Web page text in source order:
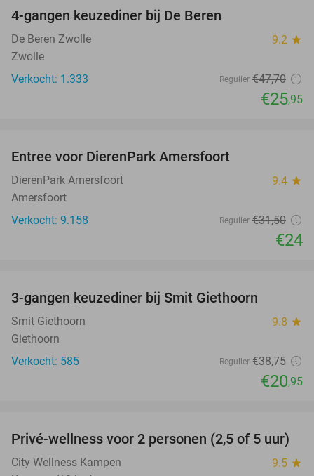
4-gangen keuzediner bij De Beren
De Beren Zwolle 9.2 star
Zwolle
Verkocht: 1.333
Regulier €47,70
€25,95
Entree voor DierenPark Amersfoort
DierenPark Amersfoort 9.4 star
Amersfoort
Verkocht: 9.158
Regulier €31,50
€24
3-gangen keuzediner bij Smit Giethoorn
Smit Giethoorn 9.8 star
Giethoorn
Verkocht: 585
Regulier €38,75
€20,95
41%
Privé-wellness voor 2 personen (2,5 of 5 uur)
City Wellness Kampen 9.5 star